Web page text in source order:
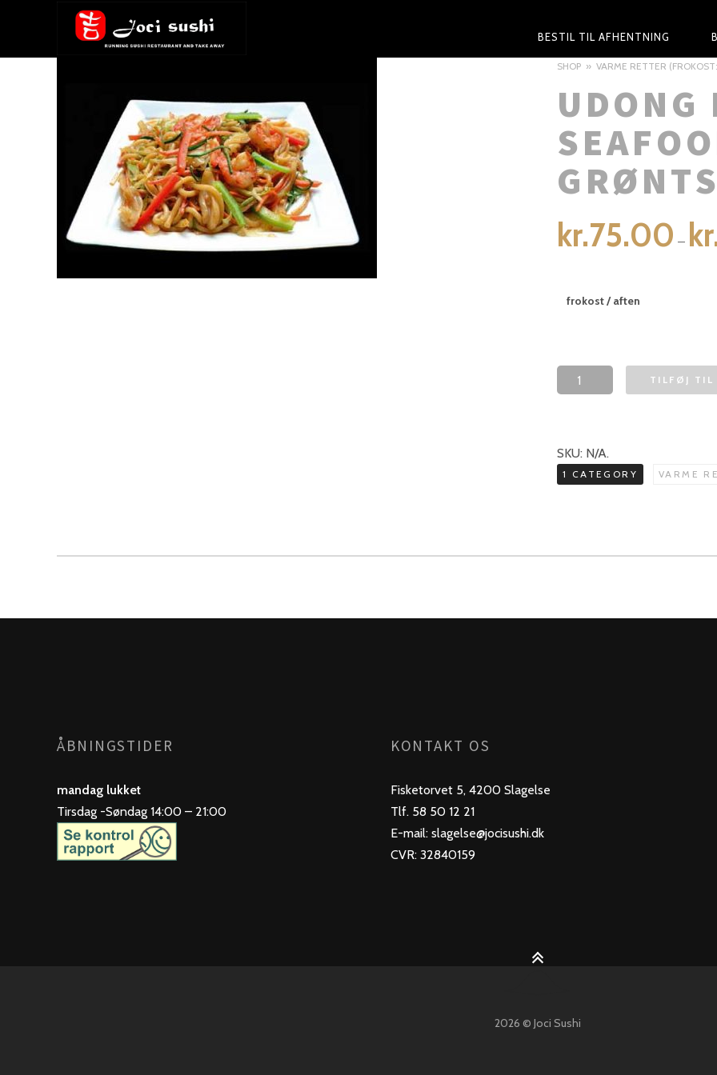
PRIMARY
NAVIGATION
BESTIL TIL AFHENTNING
SHOP VARME RETTER
UDONG
kr.75.00 –
frokost / aften
TILFØJ TIL
SKU: N/A.
1 CATEGORY VARME
ÅBNINGSTIDER
mandag lukket
Tirsdag -Søndag 14:00 – 21:00
KONTAKT OS
Fisketorvet 5, 4200 Slagelse
Tlf. 58 50 12 21
E-mail: slagelse@jocisushi.dk
CVR: 32840159
2026 © Joci Sushi